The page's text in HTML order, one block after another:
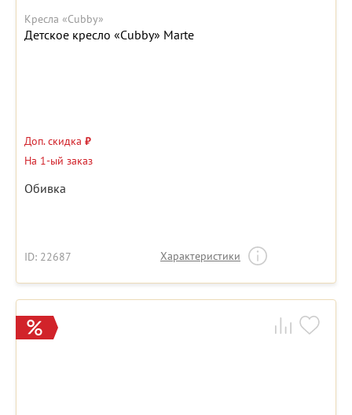
Кресла «Cubby»
Детское кресло «Cubby» Marte
Доп. скидка ₽
На 1-ый заказ
Обивка
ID: 22687 Характеристики